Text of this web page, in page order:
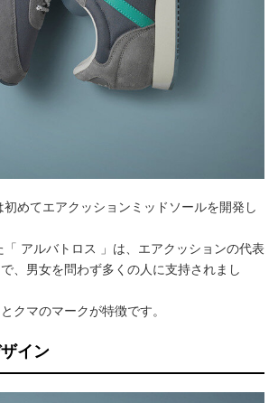
めてエアクッションミッドソールを開発し
アルバトロス 」は、エアクッションの代表
、男女を問わず多くの人に支持されまし
クマのマークが特徴です。
イン